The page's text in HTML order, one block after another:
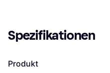
Spezifikationen
Produkt